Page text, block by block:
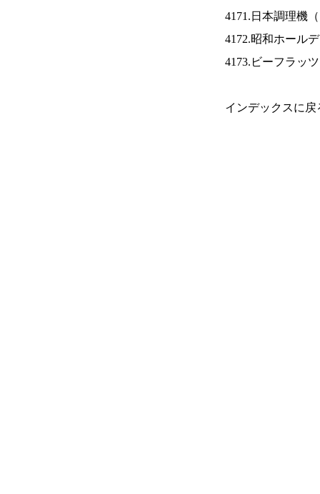
4171.日本調理機（
4172.昭和ホール
4173.ビーフラッ
インデックスに戻